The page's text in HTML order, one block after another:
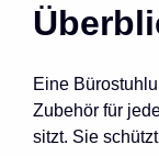
Eine
Zubehör für
sitzt. Sie